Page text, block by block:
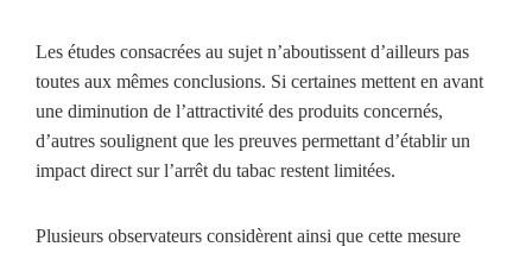
Les études consacrées au sujet n’aboutissent d’ailleurs pas
toutes aux mêmes conclusions. Si certaines mettent en avant
une diminution de l’attractivité des produits concernés,
d’autres soulignent que les preuves permettant d’établir un
impact direct sur l’arrêt du tabac restent limitées.
Plusieurs observateurs considèrent ainsi que cette mesure